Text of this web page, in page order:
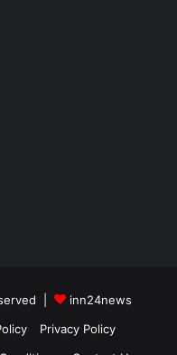
|
inn24news
Privacy Policy